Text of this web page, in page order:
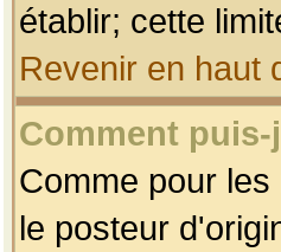
établir; cette
Revenir en haut
Comment
Comme pour
le posteur